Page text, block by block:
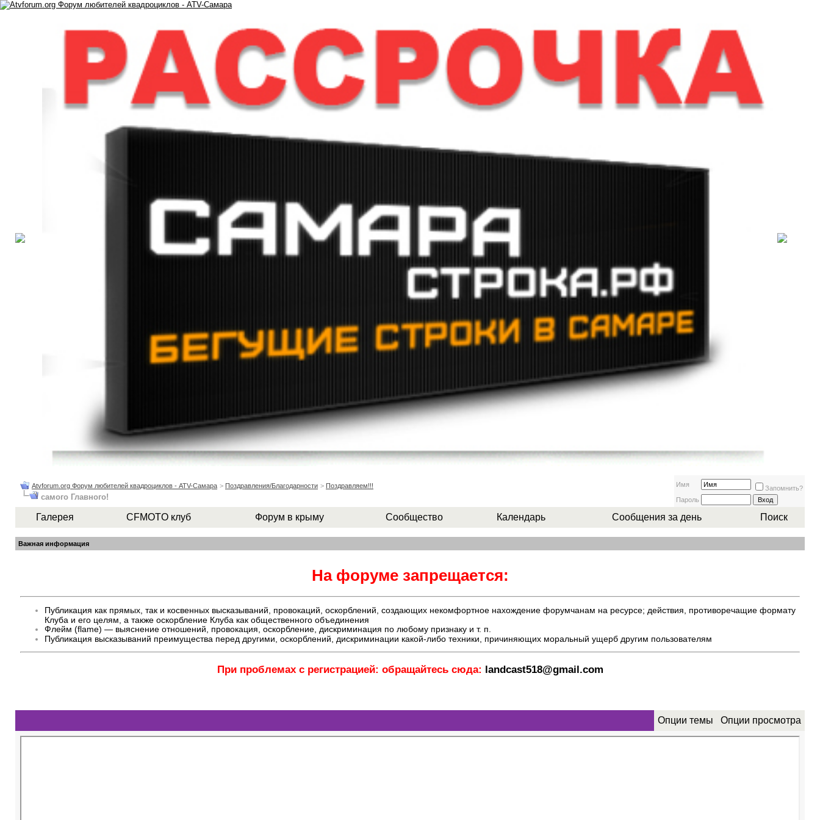
Atvforum.org Форум любителей квадроциклов - ATV-Самара > Поздравления/Благодарности > Поздравляем!!!
самого Главного!
Имя
Запомнить?
Пароль
Галерея CFMOTO клуб Форум в крыму Сообщество Календарь Сообщения за день Поиск
Важная информация
На форуме запрещается:
Публикация как прямых, так и косвенных высказываний, провокаций, оскорблений, создающих некомфортное нахождение форумчанам на ресурсе; действия, противоречащие формату
Клуба и его целям, а также оскорбление Клуба как общественного объединения
Флейм (flame) — выяснение отношений, провокация, оскорбление, дискриминация по любому признаку и т. п.
Публикация высказываний преимущества перед другими, оскорблений, дискриминации какой-либо техники, причиняющих моральный ущерб другим пользователям
При проблемах с регистрацией: обращайтесь сюда: landcast518@gmail.com
Опции темы Опции просмотра